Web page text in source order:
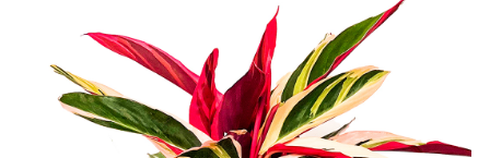
SAKSILAR
DIŞ MEKAN BITKILERI
HEDIYE GÖNDER